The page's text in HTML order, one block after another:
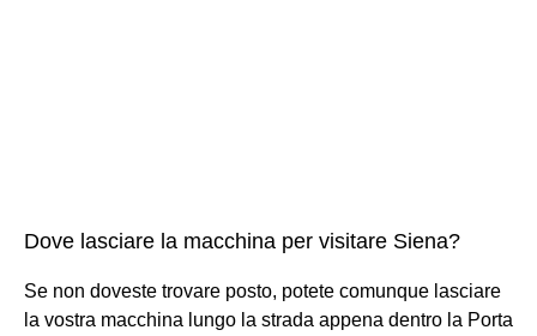
Dove lasciare la macchina per visitare Siena?
Se non doveste trovare posto, potete comunque lasciare
la vostra macchina lungo la strada appena dentro la Porta